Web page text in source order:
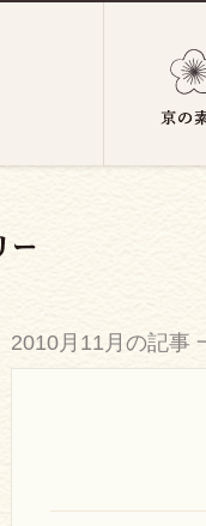
2010月11月の記事